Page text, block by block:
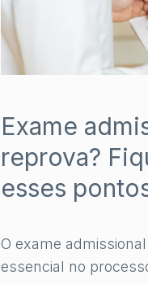
Exame
reprova?
esses
O exame
essencial no